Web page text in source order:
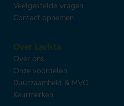
Veelgestelde vragen
Contact opnemen
Over Lavista
Over ons
Onze voordelen
Duurzaamheid & MVO
Keurmerken